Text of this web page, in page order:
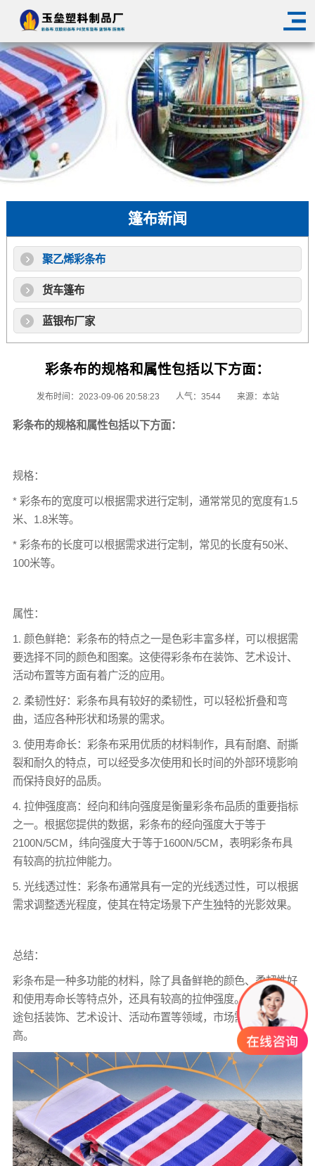
篷布新闻
聚乙烯彩条布
货车篷布
蓝银布厂家
彩条布的规格和属性包括以下方面：
发布时间：2023-09-06 20:58:23 人气：3544 来源：本站
彩条布的规格和属性包括以下方面：
规格：
* 彩条布的宽度可以根据需求进行定制，通常常见的宽度有1.5
米、1.8米等。
* 彩条布的长度可以根据需求进行定制，常见的长度有50米、
100米等。
属性：
1. 颜色鲜艳： 彩条布的特点之一是色彩丰富多样，可以根据需
要选择不同的颜色和图案。这使得彩条布在装饰、艺术设计、
活动布置等方面有着广泛的应用。
2. 柔韧性好： 彩条布具有较好的柔韧性，可以轻松折叠和弯
曲，适应各种形状和场景的需求。
3. 使用寿命长： 彩条布采用优质的材料制作，具有耐磨、耐撕
裂和耐久的特点，可以经受多次使用和长时间的外部环境影响
而保持良好的品质。
4. 拉伸强度高：经向和纬向强度是衡量彩条布品质的重要指标
之一。根据您提供的数据， 彩条布的经向强度大于等于
2100N/5CM，纬向强度大于等于1600N/5CM，表明彩条布具
有较高的抗拉伸能力。
5. 光线透过性：彩条布通常具有一定的光线透过性，可以根据
需求调整透光程度，使其在特定场景下产生独特的光影效果。
总结：
彩条布是一种多功能的材料，除了具备鲜艳的颜色、柔韧性好
和使用寿命长等特点外，还具有较高的拉伸强度。它的广泛用
途包括装饰、艺术设计、活动布置等领域，市场需求也相应较
高。